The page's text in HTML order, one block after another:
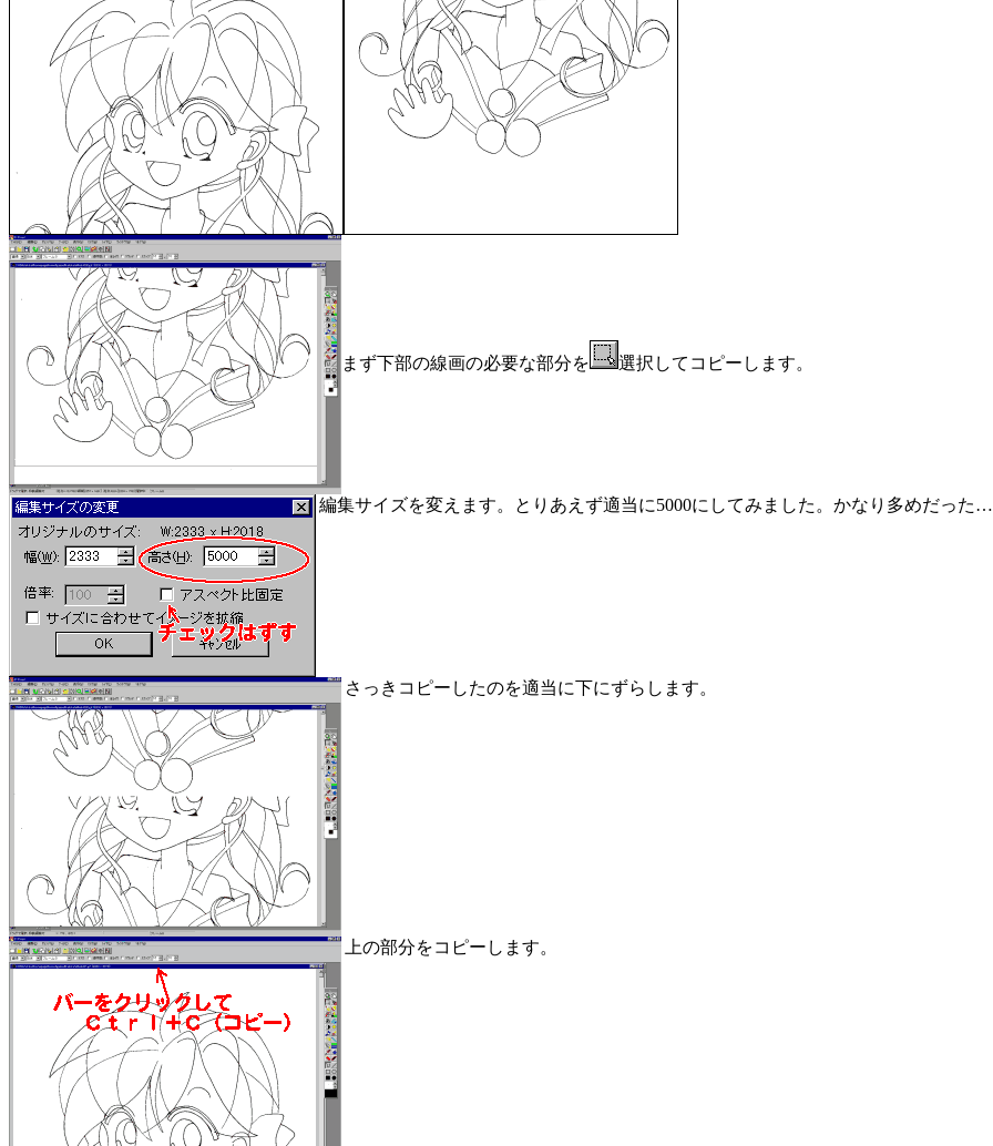
まず下部の線画の必要な部分を 選択してコピーします。
編集サイズを変えます。とりあえず適当に5000にしてみました。かなり多めだった
さっきコピーしたのを適当に下にずらします。
上の部分をコピーします。